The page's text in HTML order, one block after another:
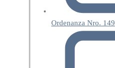
Ordenanza Nro. 149